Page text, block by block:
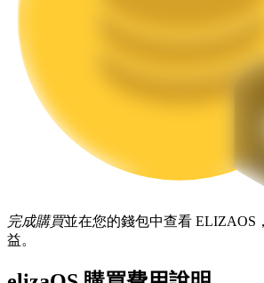
活期質押獲得熱門資產
完成購買並在您的錢包中查看 ELIZAOS
益。